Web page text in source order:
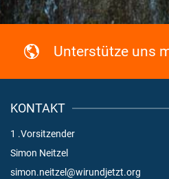
Unterstütze uns
KONTAKT
1 .Vorsitzender
Simon Neitzel
simon.neitzel@wirundjetzt.org